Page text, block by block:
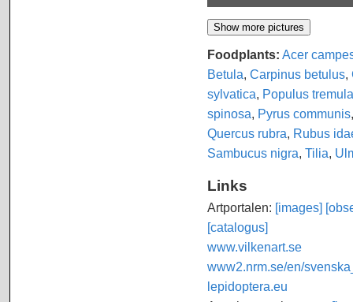
Foodplants: Acer
Betula, Carpinus betulus,
sylvatica, Populus tremula
spinosa, Pyrus communis
Quercus rubra, Rubus
Sambucus nigra, Tilia,
Links
Artportalen: [images]
[catalogus]
www.vilkenart.se
www2.nrm.se/en/
lepidoptera.eu